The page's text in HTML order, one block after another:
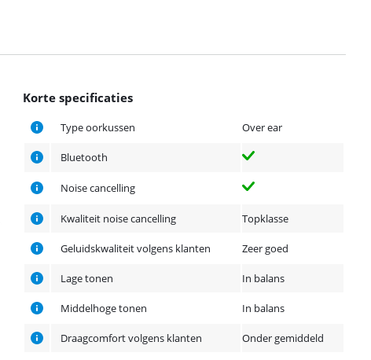
Korte specificaties
Type oorkussen Over ear
Bluetooth
Noise cancelling
Kwaliteit noise cancelling Topklasse
Geluidskwaliteit volgens klanten Zeer goed
Lage tonen In balans
Middelhoge tonen In balans
Draagcomfort volgens klanten Onder gemiddeld